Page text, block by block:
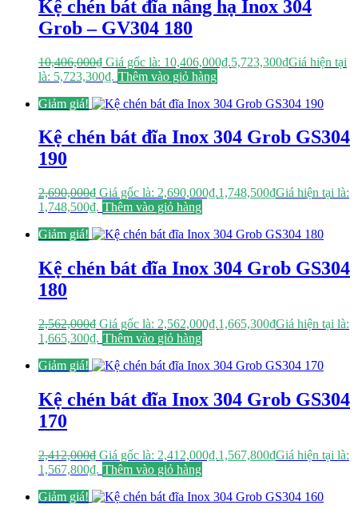
Kệ chén bát đĩa nâng hạ Inox 304
Grob – GV304 180
10,406,000₫ Giá gốc là: 10,406,000₫.5,723,300₫Giá hiện tại
là: 5,723,300₫. Thêm vào giỏ hàng
Giảm giá!
Kệ chén bát đĩa Inox 304 Grob GS304
190
2,690,000₫ Giá gốc là: 2,690,000₫.1,748,500₫Giá hiện tại là:
1,748,500₫. Thêm vào giỏ hàng
Giảm giá!
Kệ chén bát đĩa Inox 304 Grob GS304
180
2,562,000₫ Giá gốc là: 2,562,000₫.1,665,300₫Giá hiện tại là:
1,665,300₫. Thêm vào giỏ hàng
Giảm giá!
Kệ chén bát đĩa Inox 304 Grob GS304
170
2,412,000₫ Giá gốc là: 2,412,000₫.1,567,800₫Giá hiện tại là:
1,567,800₫. Thêm vào giỏ hàng
Giảm giá!